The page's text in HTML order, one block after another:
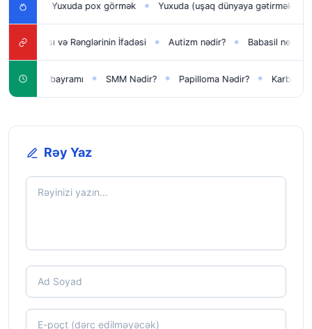
Yuxuda pox görmək ◆ Yuxuda (uşaq dünyaya gətirmək) doğmaq
və Rənglərinin İfadəsi ◆ Autizm nədir? ◆ Babasil nedir? ◆
il bayramı ◆ SMM Nədir? ◆ Papilloma Nədir? ◆ Karbonat Nədir?
Rəy Yaz